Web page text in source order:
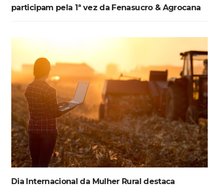
participam pela 1ª vez da Fenasucro & Agrocana
Dia Internacional da Mulher Rural destaca